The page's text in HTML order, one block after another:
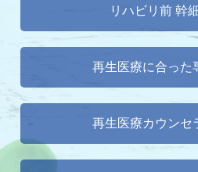
リハビリ前 幹
再生医療に合った
再生医療カウンセ